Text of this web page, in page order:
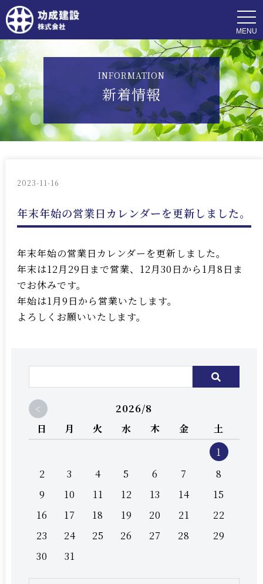
t
o
g
g
l
e
n
a
v
i
g
a
t
i
INFORMATION
新着情報
2023-11-16
年末年始の営業日カレンダーを更新しました。
年末年始の営業日カレンダーを更新しました。
年末は12月29日まで営業、12月30日から1月8日ま
でお休みです。
年始は1月9日から営業いたします。
よろしくお願いいたします。
<
2026/8
日
月 火 水 木 金
土
1
2
3 4 5 6 7
8
9
10 11 12 13 14
15
16
17 18 19 20 21
22
23
24 25 26 27 28
29
30
31